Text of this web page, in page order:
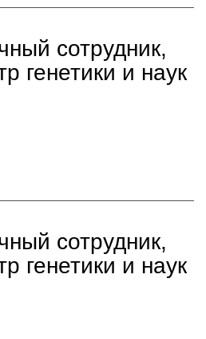
сотрудник,
генетики и наук
сотрудник,
генетики и наук